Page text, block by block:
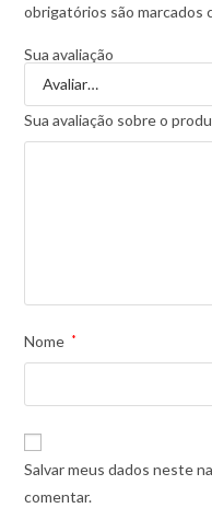
obrigatórios são marcados
Sua avaliação
Sua avaliação sobre o
Nome *
Salvar meus dados neste
comentar.